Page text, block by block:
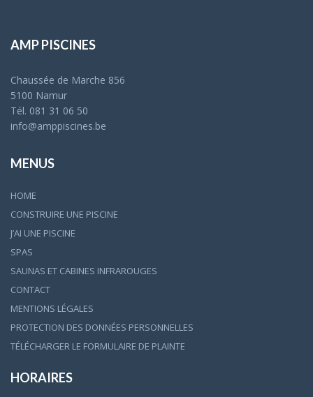
AMP PISCINES
Chaussée de Marche 856
5100 Namur
Tél. 081 31 06 50
info@amppiscines.be
MENUS
HOME
CONSTRUIRE UNE PISCINE
J’AI UNE PISCINE
SPAS
SAUNAS ET CABINES INFRAROUGES
CONTACT
MENTIONS LÉGALES
PROTECTION DES DONNÉES PERSONNELLES
TÉLÉCHARGER LE FORMULAIRE DE PLAINTE
HORAIRES